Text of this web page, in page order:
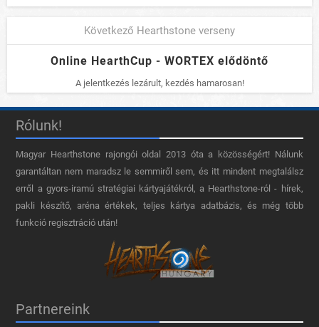
Következő Hearthstone verseny
Online HearthCup - WORTEX elődöntő
A jelentkezés lezárult, kezdés hamarosan!
Rólunk!
Magyar Hearthstone​ rajongói oldal 2013 óta a közösségért! Nálunk
garantáltan nem maradsz le semmiről sem, és itt mindent megtalálsz
erről a gyors-iramú stratégiai kártyajátékról, a Hearthstone-ról - hírek,
pakli készítő, aréna értékek, teljes kártya adatbázis, és még több
funkció regisztráció után!
Partnereink